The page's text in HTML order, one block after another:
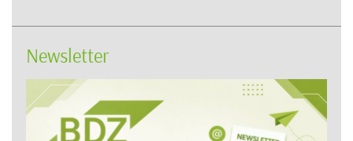
Newsletter